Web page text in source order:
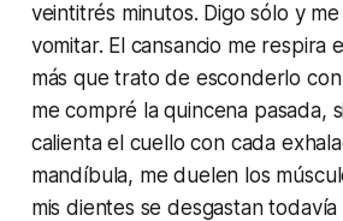
veintitrés minutos. Digosólo y
vomitar. El cansancio me respira
más que trato de esconderlo
me compré la quincena pasada,
calienta el cuello con cada
mandíbula, me duelen los
mis dientes se desgastan todavía